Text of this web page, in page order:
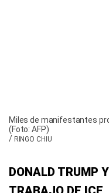
Miles de manifestantes
(Foto: AFP)
/ RINGO CHIU
DONALD TRUMP